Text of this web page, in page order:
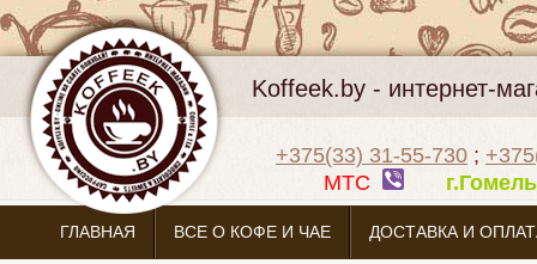
Koffeek.by - интернет-
+375(33) 31-55-730 ;
МТС
ГЛАВНАЯ ВСЕ О КОФЕ И ЧАЕ ДОСТАВКА И